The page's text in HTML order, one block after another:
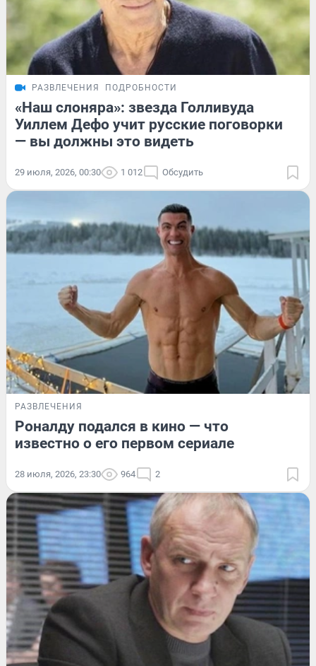
РАЗВЛЕЧЕНИЯ ПОДРОБНОСТИ
«Наш слоняра»: звезда Голливуда
Уиллем Дефо учит русские поговорки
— вы должны это видеть
29 июля, 2026, 00:30 1 012 Обсудить
РАЗВЛЕЧЕНИЯ
Роналду подался в кино — что
известно о его первом сериале
28 июля, 2026, 23:30 964 2